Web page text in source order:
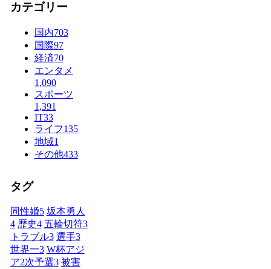
カテゴリー
国内703
国際97
経済70
エンタメ
1,090
スポーツ
1,391
IT33
ライフ135
地域1
その他433
タグ
同性婚5 坂本勇人
4 歴史4 五輪切符3
トラブル3 選手3
世界一3 W杯アジ
ア2次予選3 被害